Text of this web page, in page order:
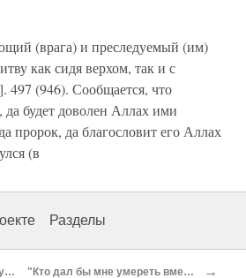
(врага) и преследуемый (им)
как сидя верхом, так и с
497 (946). Сообщается, что
да будет доволен Аллах ими
пророк, да благословит его Аллах
(в
Разделы
"Чтобы увидеть себя уничиженным..." "Кто дал бы мне умереть вместо тебя, сын мой!" →